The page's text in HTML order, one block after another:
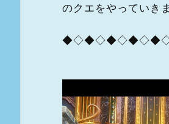
のクエをやっていきま